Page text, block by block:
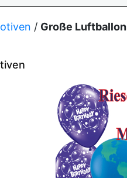
/ Große